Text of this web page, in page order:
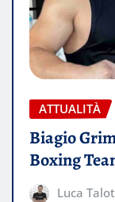
ATTUALITÀ
Biagio
Boxing
Luca